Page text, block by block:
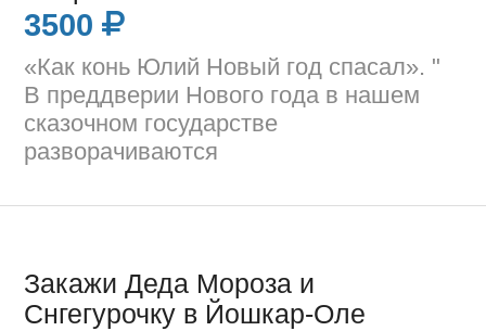
3500
«Как конь Юлий Новый год спасал». "
В преддверии Нового года в нашем
сказочном государстве
разворачиваются
Закажи Деда Мороза и
Снгегурочку в Йошкар-Оле